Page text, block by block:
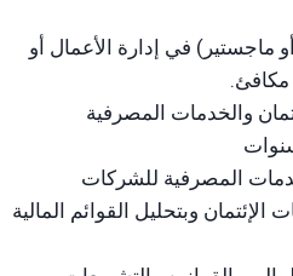
ماجستير) في إدارة الأعمال أو
والخدمات المصرفية
المصرفية للشركات
وبتحليل القوائم المالية